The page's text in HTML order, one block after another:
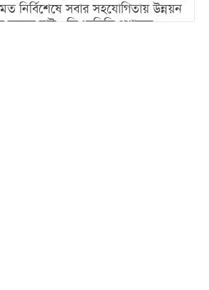
নির্বিশেষে সবার সহযোগিতায় উন্নয়ন
করতে চাই : ডিএনসিসি প্রশাসক